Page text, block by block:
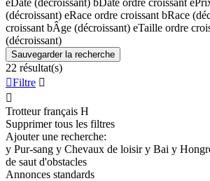
(décroissant) eRace ordre croissant bRace
croissant bÂge (décroissant) eTaille ordre
(décroissant)
Sauvegarder la recherche
22 résultat(s)
Filtre 

Trotteur français H
Supprimer tous les filtres
Ajouter une recherche:
y Pur-sang y Chevaux de loisir y Bai y
de saut d'obstacles
Annonces standards